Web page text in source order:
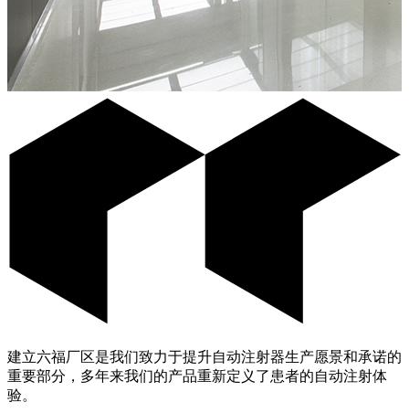
建立六福厂区是我们致力于提升自动注射器生产愿景和承诺的
重要部分，多年来我们的产品重新定义了患者的自动注射体
验。